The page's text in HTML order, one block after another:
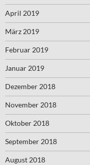
April 2019
März 2019
Februar 2019
Januar 2019
Dezember 2018
November 2018
Oktober 2018
September 2018
August 2018